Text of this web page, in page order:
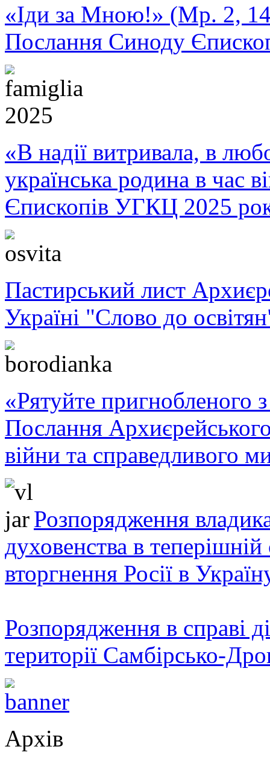
«Іди за Мною!» (Мр. 2,
Послання Синоду
«В надії витривала, в
українська родина в час
Єпископів УГКЦ 2025
Пастирський лист
Україні "Слово до
«Рятуйте пригнобленого
Послання
війни та справедливого
Розпорядження
духовенства в теперішній
вторгнення Росії в
Розпорядження в справі
території Самбірсько-
Архів